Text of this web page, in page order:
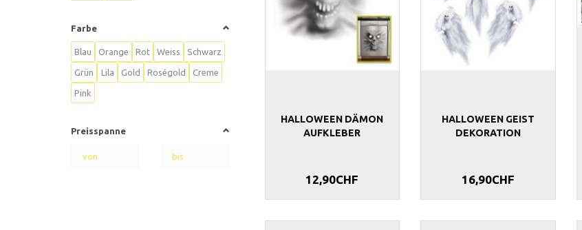
Farbe
Blau Orange Rot Weiss Schwarz
Grün Lila Gold Roségold Creme
Pink
Preisspanne
HALLOWEEN DÄMON
AUFKLEBER
12,90CHF
HALLOWEEN GEIST
DEKORATION
16,90CHF